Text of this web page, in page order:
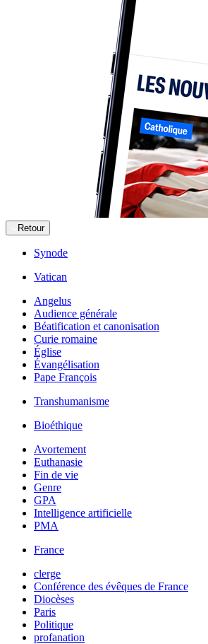
Retour
Synode
Vatican
Angelus
Audience générale
Béatification et canonisation
Curie romaine
Église
Évangélisation
Pape François
Transhumanisme
Bioéthique
Avortement
Euthanasie
Fin de vie
Genre
GPA
Intelligence artificielle
PMA
France
clerge
Conférence des évêques de France
Diocèses
Paris
Politique
profanation